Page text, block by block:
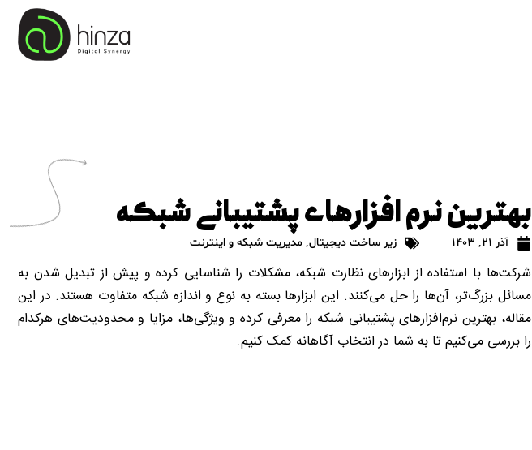
بهترین نرم افزارهای پشتیبانی شبکه
آذر 21, 1403 زیر ساخت دیجیتال,مدیریت شبکه و اینترنت
شرکت‌ها با استفاده از ابزارهای نظارت شبکه، مشکلات را شناسایی کرده و پیش از تبدیل شدن به
مسائل بزرگ‌تر، آن‌ها را حل می‌کنند. این ابزارها بسته به نوع و اندازه شبکه متفاوت هستند. در این
مقاله، بهترین نرم‌افزارهای پشتیبانی شبکه را معرفی کرده و ویژگی‌ها، مزایا و محدودیت‌های هرکدام
را بررسی می‌کنیم تا به شما در انتخاب آگاهانه کمک کنیم.